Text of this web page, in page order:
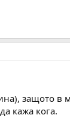
защото в
кажа кога.